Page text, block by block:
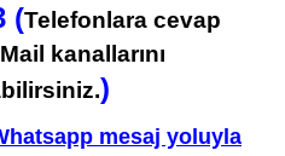
(Telefonlara cevap
kanallarını
)
mesaj yoluyla